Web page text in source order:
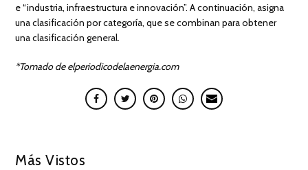
e “industria, infraestructura e innovación”. A continuación, asigna
una clasificación por categoría, que se combinan para obtener
una clasificación general.
*Tomado de elperiodicodelaenergia.com
Más Vistos